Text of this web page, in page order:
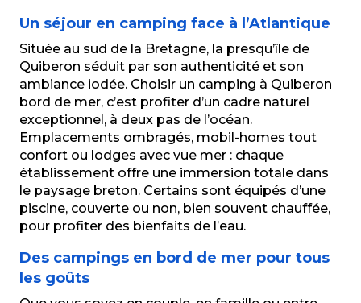
Un séjour en camping face à l’Atlantique
Située au sud de la Bretagne, la presqu’île de
Quiberon séduit par son authenticité et son
ambiance iodée. Choisir un camping à Quiberon
bord de mer, c’est profiter d’un cadre naturel
exceptionnel, à deux pas de l’océan.
Emplacements ombragés, mobil-homes tout
confort ou lodges avec vue mer : chaque
établissement offre une immersion totale dans
le paysage breton. Certains sont équipés d’une
piscine, couverte ou non, bien souvent chauffée,
pour profiter des bienfaits de l’eau.
Des campings en bord de mer pour tous
les goûts